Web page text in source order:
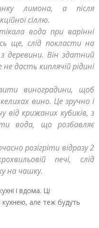
лимона, а після
сіллю.
вода при варінні
ще, слід покласти на
деревини. Він здатний
дасть киплячій рідині
виноградини, щоб
вино. Це зручно і
від крижаних кубиків, з
вода, що розбавляє
розігріти відразу 2
печі, слід
на чашку.
і вдома. Ці
кухнею, але теж будуть